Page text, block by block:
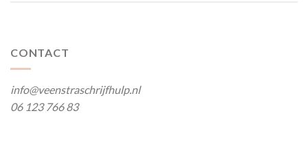
CONTACT
info@veenstraschrijfhulp.nl
06 123 766 83